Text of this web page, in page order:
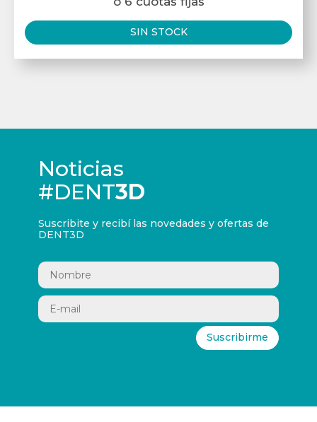
SIN STOCK
Noticias
#DENT3D
Suscribite y recibí las novedades y ofertas de
DENT3D
Suscribirme